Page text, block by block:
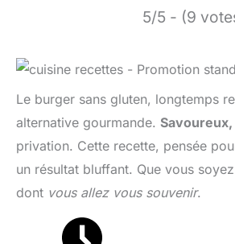
5/5 - (9
Le burger sans gluten, longtemps
alternative gourmande.
privation. Cette recette, pensée
un résultat bluffant. Que vous
dont vous allez vous souvenir.